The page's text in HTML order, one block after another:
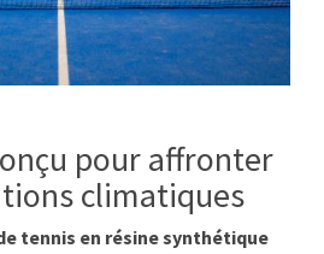
pour affronter
climatiques
tennis en résine synthétique